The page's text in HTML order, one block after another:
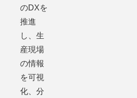
のDXを
推進
し、生
産現場
の情報
を可視
化、分